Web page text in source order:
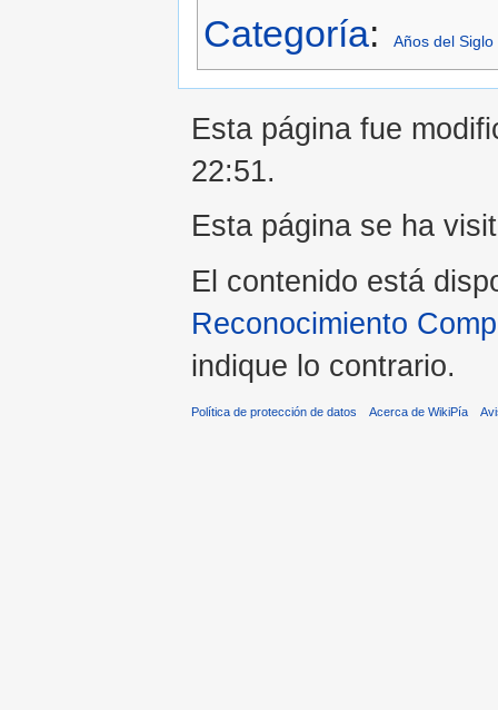
Categoría: Años del Siglo
Esta página fue
22:51.
Esta página se ha
El contenido está
Reconocimiento
indique lo contrario.
Política de protección de datos Acerca de WikiPía